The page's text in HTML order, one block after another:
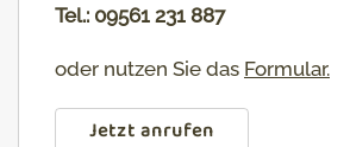
Tel.: 09561 231 887
oder nutzen Sie das Formular.
Jetzt anrufen